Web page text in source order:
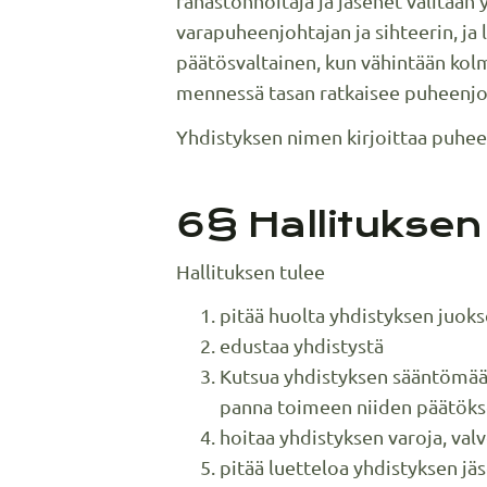
varapuheenjohtajan ja sihteerin,
päätösvaltainen, kun vähintään
mennessä tasan ratkaisee
Yhdistyksen nimen kirjoittaa
6§
Hallituksen tulee
pitää huolta yhdistyksen
edustaa yhdistystä
Kutsua yhdistyksen
panna toimeen niiden
hoitaa yhdistyksen varoja,
pitää luetteloa yhdistyksen